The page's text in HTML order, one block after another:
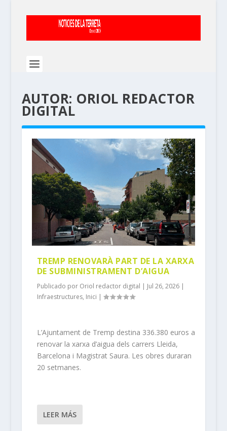
AUTOR: ORIOL REDACTOR
DIGITAL
TREMP RENOVARÀ PART DE LA XARXA
DE SUBMINISTRAMENT D’AIGUA
Publicado por Oriol redactor digital Jul 26, 2026|
Infraestructures, Inici
L’Ajuntament de Tremp destina 336.380 euros a
renovar la xarxa d’aigua dels carrers Lleida,
Barcelona i Magistrat Saura. Les obres duraran
20 setmanes.
LEER MÁS